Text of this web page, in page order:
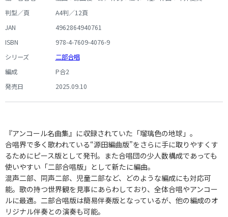
判型／頁
A4判／12頁
JAN
4962864940761
ISBN
978-4-7609-4076-9
シリーズ
二部合唱
編成
P合2
発売日
2025.09.10
『アンコール名曲集』に収録されていた「瑠璃色の地球」。
合唱界で多く歌われている“源田編曲版”をさらに手に取りやすくす
るためにピース版として発刊。また合唱団の少人数構成であっても
使いやすい「二部合唱版」として新たに編曲。
混声二部、同声二部、児童二部など、どのような編成にも対応可
能。歌の持つ世界観を見事にあらわしており、全体合唱やアンコー
ルに最適。二部合唱版は簡易伴奏版となっているが、他の編成のオ
リジナル伴奏との演奏も可能。